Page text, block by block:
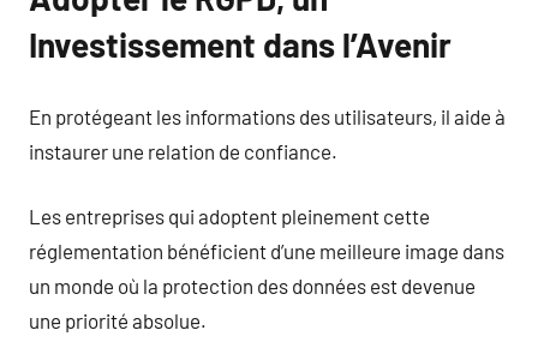
Investissement dans l’Avenir
En protégeant les informations des utilisateurs, il aide à
instaurer une relation de confiance.
Les entreprises qui adoptent pleinement cette
réglementation bénéficient d’une meilleure image dans
un monde où la protection des données est devenue
une priorité absolue.